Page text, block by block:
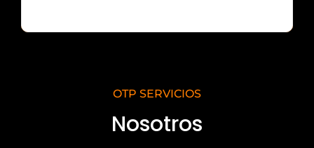
OTP SERVICIOS
Nosotros